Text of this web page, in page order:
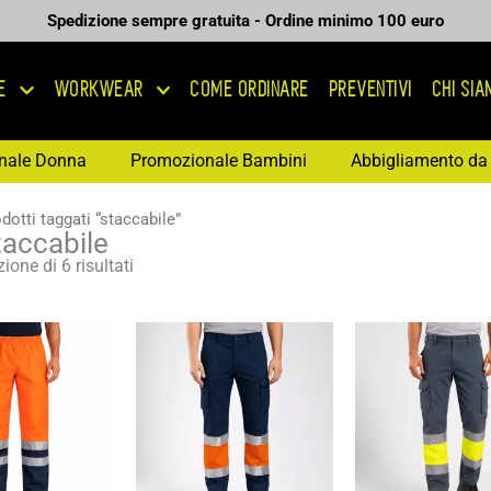
Spedizione sempre gratuita - Ordine minimo 100 euro
WORKWEAR COME ORDINARE PREVENTIVI CHI
Donna Promozionale Bambini Abbigliamento
taggati “staccabile”
di 6 risultati
Fascia
di
prezzo:
da
18,22 €
Fascia
prezzo:
da
17,62 €
25,17 €
di
da
a